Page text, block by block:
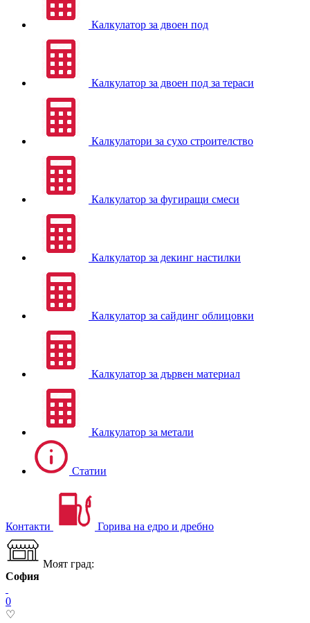
Калкулатор за двоен под
Калкулатор за двоен под за тераси
Калкулатори за сухо строителство
Калкулатор за фугиращи смеси
Калкулатор за декинг настилки
Калкулатор за сайдинг облицовки
Калкулатор за дървен материал
Калкулатор за метали
Статии
Контакти Горива на едро и дребно
Моят град:
София
0
♡